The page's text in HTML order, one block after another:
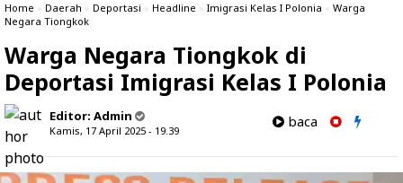
Home » Daerah » Deportasi » Headline » Imigrasi Kelas I Polonia » Warga
Negara Tiongkok
Warga Negara Tiongkok di
Deportasi Imigrasi Kelas I Polonia
Editor: Admin
Kamis, 17 April 2025 - 19.39
baca